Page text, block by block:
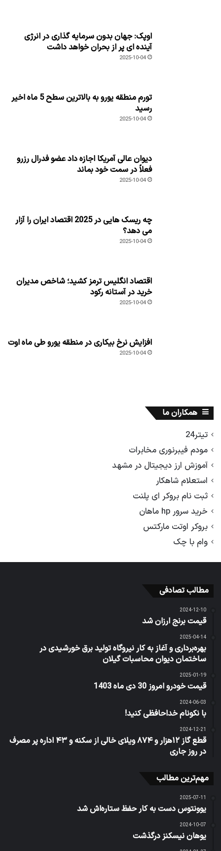
اوپک: جهان بدون سرمایه گذاری در انرژی
آینده ای پر از بحران خواهد داشت
2025-10-04
تورم منطقه یورو به بالاترین سطح 5 ماه اخیر
رسید
2025-10-04
دیوان عالی آمریکا اجازه داد عضو فدرال رزرو
فعلاً در سمت خود بماند
2025-10-04
چه ریسک هایی در 2025 اقتصاد ایران را آزار
می دهد؟
2025-10-04
اقتصاد انگلیس ترمز کشید؛ شاخص مدیران
خرید در آستانه رکود
2025-10-04
افزایش نرخ بیکاری در منطقه یورو طی ماه اوت
2025-10-04
همکاران ما
تیتر24
مودم فیبرنوری مخابرات
آموزش ارز دیجیتال در مشهد
استعلام شاهکار
ثبت نام بروکر ای پلنت
خرید سرور hp ماهان
بروکر اوتت مارکتس
وام با چک
مطالب تصادفی
2024-12-10
قیمت برنج ارزان شد
2025-04-14
بهره‌برداری و آغاز به کار نیروگاه تولید برق خورشیدی در
ساختمان دیوان محاسبات گیلان
2025-01-19
قیمت خودرو امروز 30 دی ماه 1403
2024-06-03
با نکونام خداحافظی کنید!
2024-12-21
قطع گاز ۱۲هزار و ۸۷۴ ویلای خالی از سکنه و ۴۳ اداره پر مصرف
در روز جاری
مهم‌ترین مطالب
2025-07-11
یوونتوس دست به کار حفظ ستاره‌اش شد
2024-10-07
یوهان نیسکنز درگذشت